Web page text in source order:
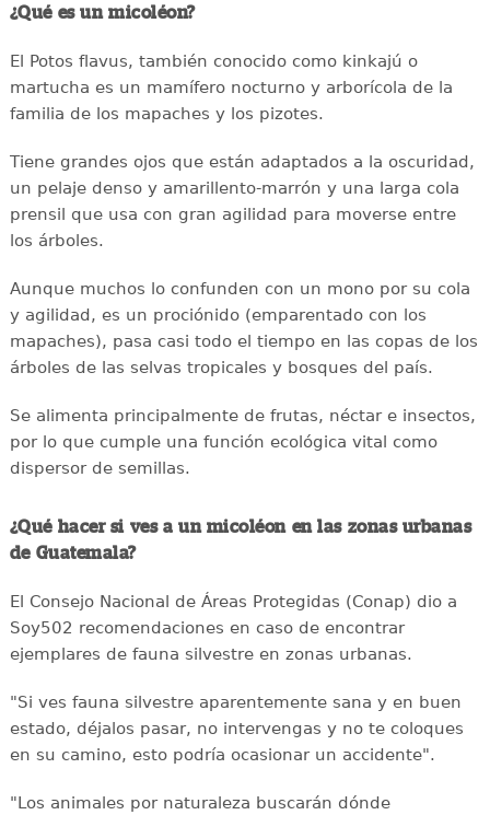
¿Qué es un micoléon?
El Potos flavus, también conocido como kinkajú o
martucha es un mamífero nocturno y arborícola de la
familia de los mapaches y los pizotes.
Tiene grandes ojos que están adaptados a la oscuridad,
un pelaje denso y amarillento-marrón y una larga cola
prensil que usa con gran agilidad para moverse entre
los árboles.
Aunque muchos lo confunden con un mono por su cola
y agilidad, es un prociónido (emparentado con los
mapaches), pasa casi todo el tiempo en las copas de los
árboles de las selvas tropicales y bosques del país.
Se alimenta principalmente de frutas, néctar e insectos,
por lo que cumple una función ecológica vital como
dispersor de semillas.
¿Qué hacer si ves a un micoléon en las zonas urbanas
de Guatemala?
El Consejo Nacional de Áreas Protegidas (Conap) dio a
Soy502 recomendaciones en caso de encontrar
ejemplares de fauna silvestre en zonas urbanas.
"Si ves fauna silvestre aparentemente sana y en buen
estado, déjalos pasar, no intervengas y no te coloques
en su camino, esto podría ocasionar un accidente".
"Los animales por naturaleza buscarán dónde